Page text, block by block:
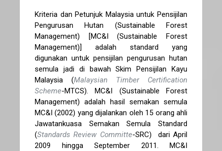
Kriteria dan Petunjuk Malaysia untuk Pensijilan
Pengurusan Hutan (Sustainable Forest
Management) [MC&I (Sustainable Forest
Management)] adalah standard yang
digunakan untuk pensijilan pengurusan hutan
semula jadi di bawah Skim Pensijilan Kayu
Malaysia (Malaysian Timber Certification
Scheme-MTCS). MC&I (Sustainable Forest
Management) adalah hasil semakan semula
MC&I (2002) yang dijalankan oleh 15 orang ahli
Jawatankuasa Semakan Semula Standard
(Standards Review Committe-SRC) dari April
2009 hingga September 2011. MC&I